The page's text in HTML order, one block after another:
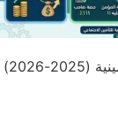
2026)